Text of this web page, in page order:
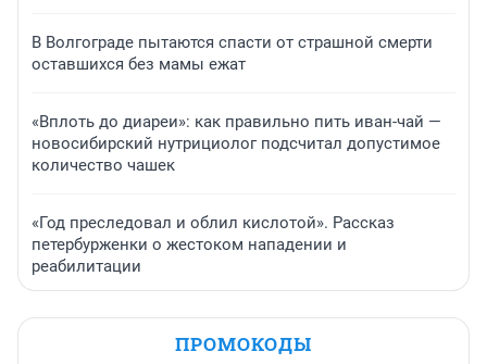
В Волгограде пытаются спасти от страшной смерти
оставшихся без мамы ежат
«Вплоть до диареи»: как правильно пить иван-чай —
новосибирский нутрициолог подсчитал допустимое
количество чашек
«Год преследовал и облил кислотой». Рассказ
петербурженки о жестоком нападении и
реабилитации
ПРОМОКОДЫ